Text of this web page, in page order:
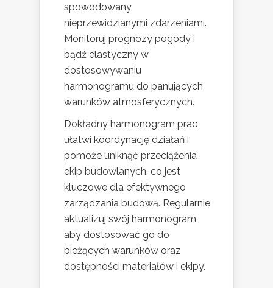
spowodowany
nieprzewidzianymi zdarzeniami.
Monitoruj prognozy pogody i
bądź elastyczny w
dostosowywaniu
harmonogramu do panujących
warunków atmosferycznych.
Dokładny harmonogram prac
ułatwi koordynację działań i
pomoże uniknąć przeciążenia
ekip budowlanych, co jest
kluczowe dla efektywnego
zarządzania budową. Regularnie
aktualizuj swój harmonogram,
aby dostosować go do
bieżących warunków oraz
dostępności materiałów i ekipy.